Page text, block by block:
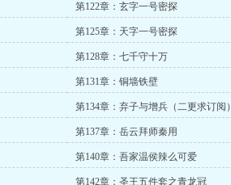
第122章：玄字一号密探
第125章：天字一号密探
第128章：七千守十万
第131章：铜墙铁壁
第134章：弃子与增兵（二更求订阅）
第137章：岳云拜师秦用
第140章：吾家温侯辣么可爱
第142章：圣王五件套之青龙冠